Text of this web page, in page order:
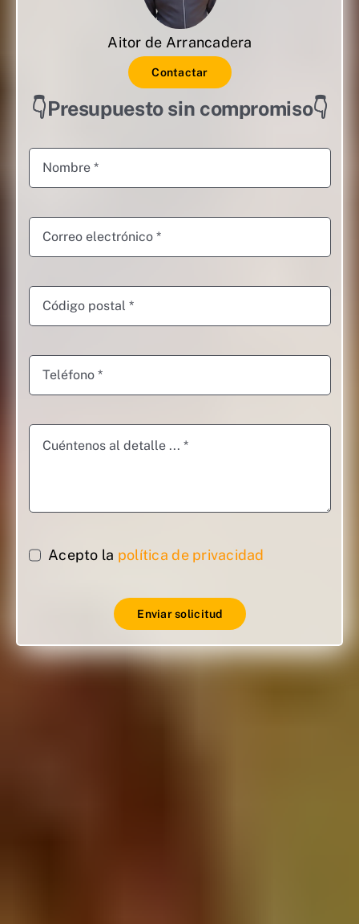
Aitor de Arrancadera
Contactar
👇Presupuesto sin compromiso👇
Acepto la política de privacidad
Enviar solicitud